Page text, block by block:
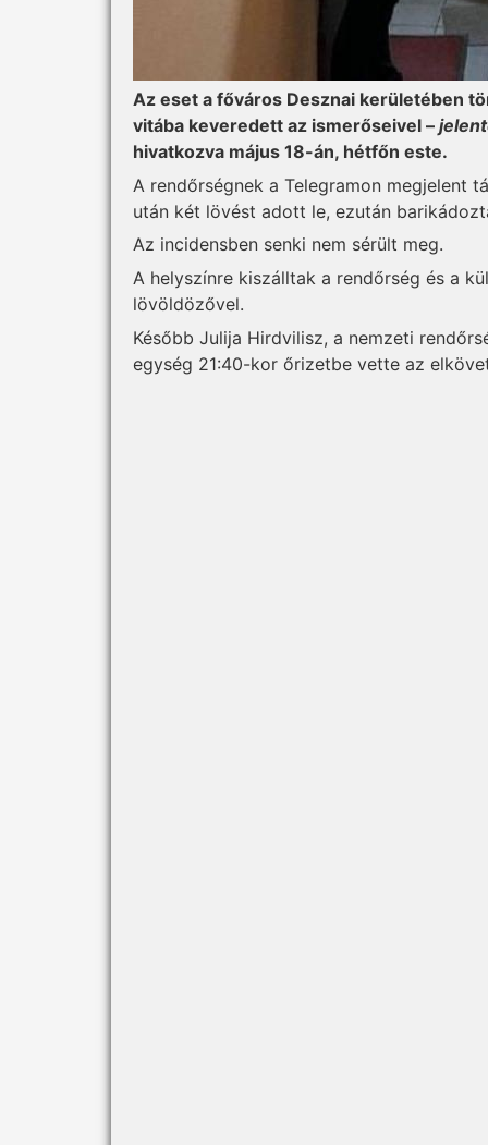
Az eset a főváros Desznai kerületében
vitába keveredett az ismerőseivel –
hivatkozva május 18-án, hétfőn este.
A rendőrségnek a Telegramon megjelent
után két lövést adott le, ezután
Az incidensben senki nem sérült meg.
A helyszínre kiszálltak a rendőrség és a
lövöldözővel.
Később Julija Hirdvilisz, a nemzeti
egység 21:40-kor őrizetbe vette az